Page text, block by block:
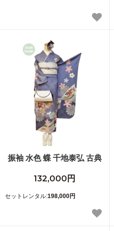
振袖 水色 蝶 千地泰弘 古典
132,000円
セットレンタル:198,000円